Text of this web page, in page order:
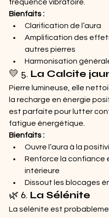
fréquence vibratoire.
Bienfaits :
Clarification de l’aura
Amplification des
autres pierres
Harmonisation
💛 5. La Calcite
Pierre lumineuse, elle
la recharge en énergie
est parfaite pour lutter
fatigue énergétique.
Bienfaits :
Ouvre l’aura à la
Renforce la confiance
intérieure
Dissout les blocages
🌿 6. La Sélénite
La sélénite est